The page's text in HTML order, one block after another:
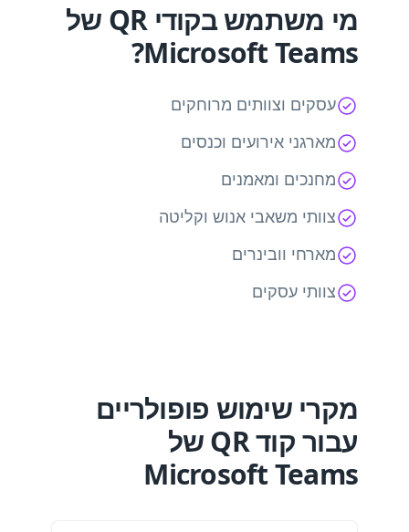
מי משתמש בקודי QR של
Microsoft Teams?
עסקים וצוותים מרוחקים
מארגני אירועים וכנסים
מחנכים ומאמנים
צוותי משאבי אנוש וקליטה
מארחי וובינרים
צוותי עסקים
מקרי שימוש פופולריים
עבור קוד QR של
Microsoft Teams